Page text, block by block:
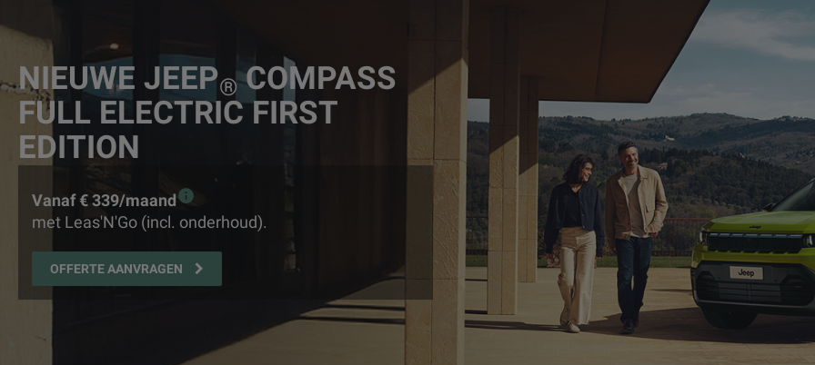
NIEUWE JEEP®COMPASS
FULL ELECTRIC FIRST
EDITION
Vanaf € 339/maand
met Leas'N'Go (incl. onderhoud).
OFFERTE AANVRAGEN